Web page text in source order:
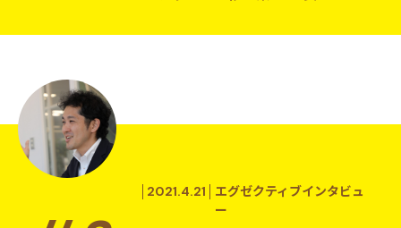
エグゼクティブインタビュ
ー
2021.4.21